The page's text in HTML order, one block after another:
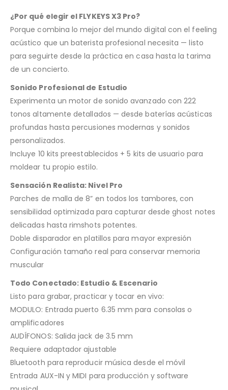
¿Por qué elegir el FLYKEYS X3 Pro?
Porque combina lo mejor del mundo digital con el feeling
acústico que un baterista profesional necesita — listo
para seguirte desde la práctica en casa hasta la tarima
de un concierto.
Sonido Profesional de Estudio
Experimenta un motor de sonido avanzado con 222
tonos altamente detallados — desde baterías acústicas
profundas hasta percusiones modernas y sonidos
personalizados.
Incluye 10 kits preestablecidos + 5 kits de usuario para
moldear tu propio estilo.
Sensación Realista: Nivel Pro
Parches de malla de 8” en todos los tambores, con
sensibilidad optimizada para capturar desde ghost notes
delicadas hasta rimshots potentes.
Doble disparador en platillos para mayor expresión
Configuración tamaño real para conservar memoria
muscular
Todo Conectado: Estudio & Escenario
Listo para grabar, practicar y tocar en vivo:
MODULO: Entrada puerto 6.35 mm para consolas o
amplificadores
AUDÍFONOS: Salida jack de 3.5 mm
Requiere adaptador ajustable
Bluetooth para reproducir música desde el móvil
Entrada AUX-IN y MIDI para producción y software